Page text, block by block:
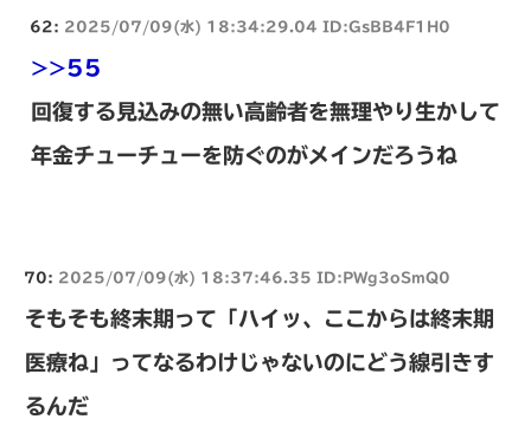
62: 2025/07/09(水) 18:34:29.04 ID:GsBB4F1H0
>>55
回復する見込みの無い高齢者を無理やり生かして
年金チューチューを防ぐのがメインだろうね
70: 2025/07/09(水) 18:37:46.35 ID:PWg3oSmQ0
そもそも終末期って「ハイッ、ここからは終末期
医療ね」ってなるわけじゃないのにどう線引きす
るんだ